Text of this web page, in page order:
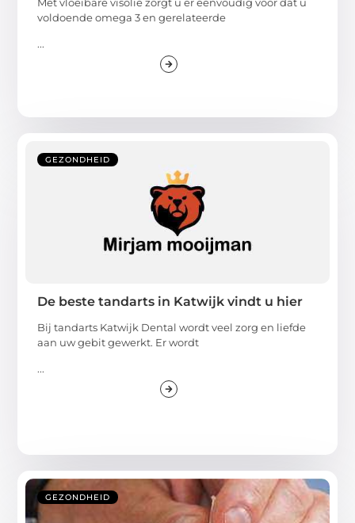
voldoende omega 3 en gerelateerde
...
GEZONDHEID
De beste tandarts in Katwijk vindt u hier
Bij tandarts Katwijk Dental wordt veel zorg en liefde
aan uw gebit gewerkt. Er wordt
...
GEZONDHEID